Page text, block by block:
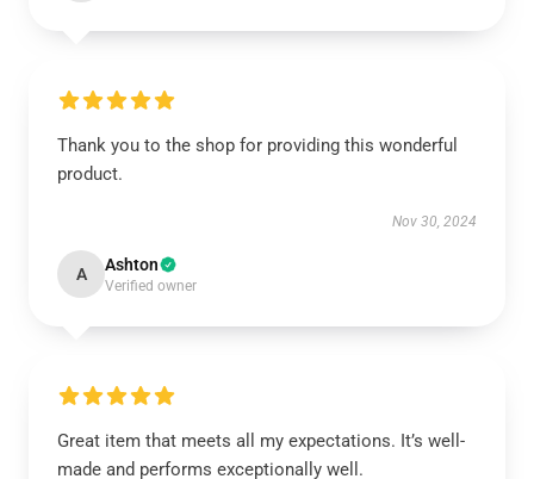
Thank you to the shop for providing this wonderful
product.
Nov 30, 2024
A Ashton
Verified owner
Great item that meets all my expectations. It’s well-
made and performs exceptionally well.